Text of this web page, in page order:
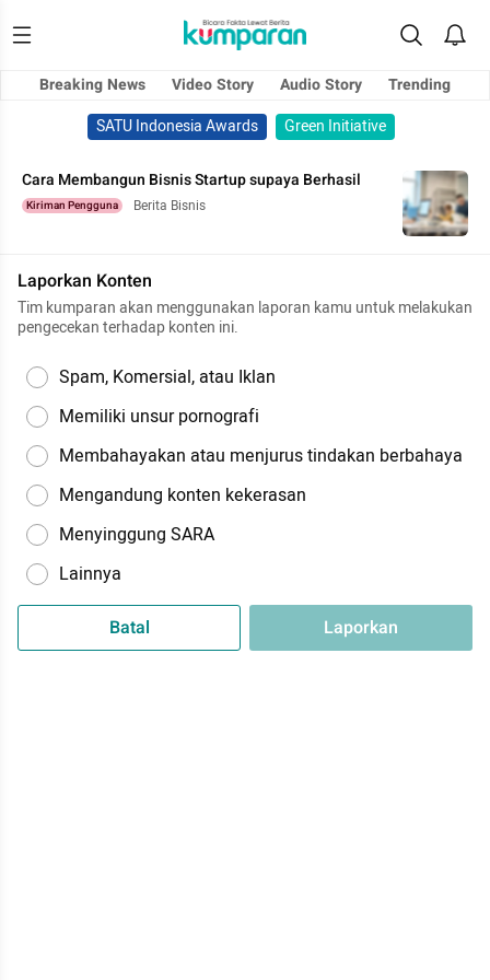
Breaking News Video Story Audio Story
Trending
SATU Indonesia Awards
Green Initiative
Cara Membangun Bisnis Startup supaya Berhasil
Kiriman Pengguna Berita Bisnis
Laporkan Konten
Tim kumparan akan menggunakan laporan kamu untuk melakukan
pengecekan terhadap konten ini.
Spam, Komersial, atau Iklan
Memiliki unsur pornografi
Membahayakan atau menjurus tindakan berbahaya
Mengandung konten kekerasan
Menyinggung SARA
Lainnya
Batal Laporkan